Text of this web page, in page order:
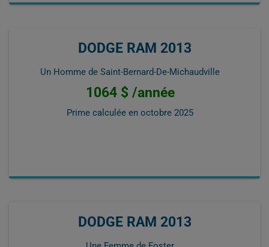
DODGE RAM 2013
Un Homme de Saint-Bernard-De-Michaudville
1064 $ /année
Prime calculée en octobre 2025
DODGE RAM 2013